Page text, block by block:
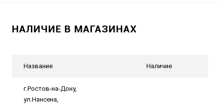
НАЛИЧИЕ В МАГАЗИНАХ
Название Наличие
г.Ростов-на-Дону,
ул.Нансена,